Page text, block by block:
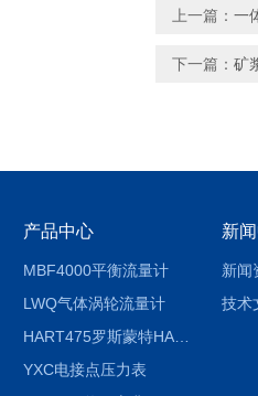
上一篇： 一
下一篇： 矿
产品中心
MBF4000平衡流量计
LWQ气体涡轮流量计
HART475罗斯蒙特HART475手操器
YXC电接点压力表
新
新闻
技术